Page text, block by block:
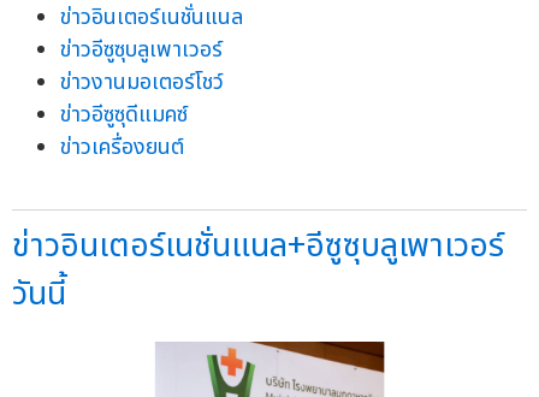
ข่าวอินเตอร์เนชั่นแนล
ข่าวอีซูซุบลูเพาเวอร์
ข่าวงานมอเตอร์โชว์
ข่าวอีซูซุดีแมคซ์
ข่าวเครื่องยนต์
ข่าวอินเตอร์เนชั่นแนล+อีซูซุบลูเพาเวอร์
วันนี้